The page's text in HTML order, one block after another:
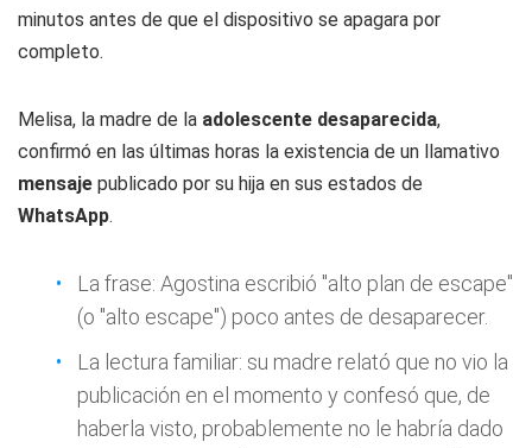
minutos antes de que el dispositivo se apagara por
completo.
Melisa, la madre de la adolescente desaparecida,
confirmó en las últimas horas la existencia de un llamativo
mensaje publicado por su hija en sus estados de
WhatsApp.
La frase: Agostina escribió "alto plan de escape"
(o "alto escape") poco antes de desaparecer.
La lectura familiar: su madre relató que no vio la
publicación en el momento y confesó que, de
haberla visto, probablemente no le habría dado